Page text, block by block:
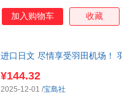
加入购物车 收藏
进口日文 尽情享受羽田机场！
¥144.32
2025-12-01 /宝島社